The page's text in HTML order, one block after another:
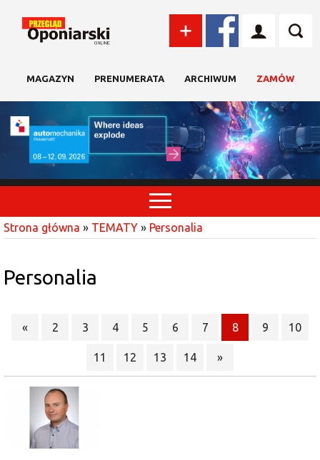
MAGAZYN PRENUMERATA ARCHIWUM ZAMÓW
Strona główna » TEMATY » Personalia
Personalia
« 2 3 4 5 6 7 8 9 10
11 12 13 14 »